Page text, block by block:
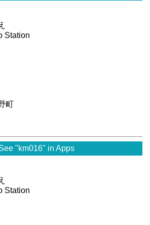
Station
町
"km016" in Apps
Station